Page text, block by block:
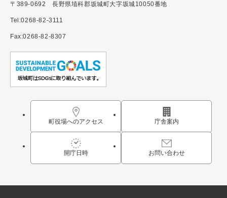
〒389-0692 長野県埴科郡坂城町大字坂城10050番地
Tel:0268-82-3111
Fax:0268-82-8307
町役場へのアクセス 庁舎案内
開庁日時 お問い合わせ